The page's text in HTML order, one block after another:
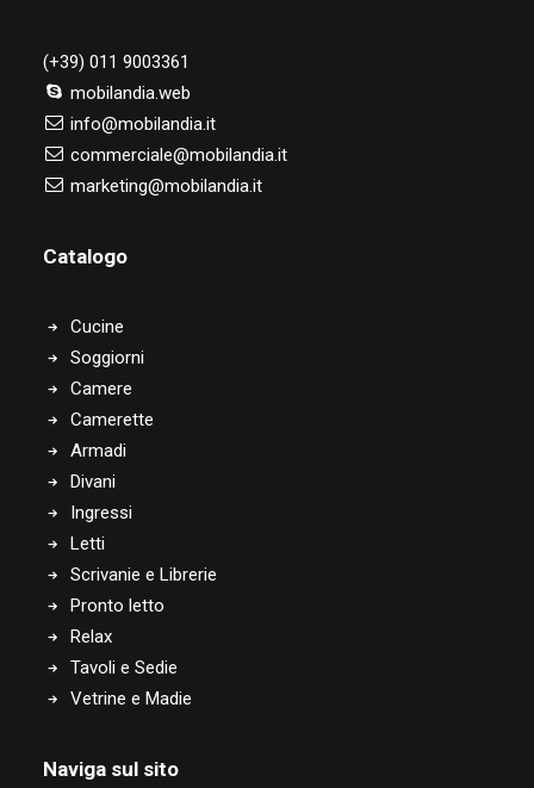
(+39) 011 9003361
mobilandia.web
info@mobilandia.it
commerciale@mobilandia.it
marketing@mobilandia.it
Catalogo
Cucine
Soggiorni
Camere
Camerette
Armadi
Divani
Ingressi
Letti
Scrivanie e Librerie
Pronto letto
Relax
Tavoli e Sedie
Vetrine e Madie
Naviga sul sito